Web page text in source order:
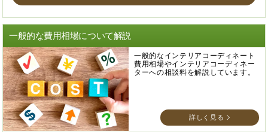
一般的な費用相場について解説
一般的なインテリアコーディネート
費用相場やインテリアコーディネー
ターへの相談料を解説しています。
詳しく見る